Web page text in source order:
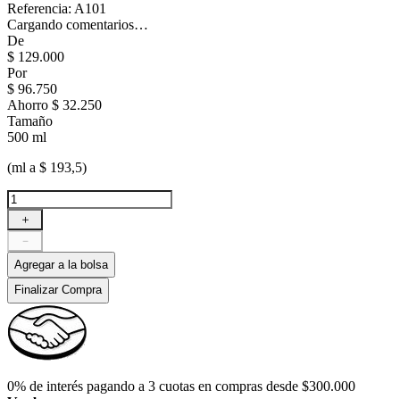
Referencia: A101
Cargando comentarios…
De
$ 129.000
Por
$ 96.750
Ahorro $ 32.250
Tamaño
500 ml
(ml a $ 193,5)
＋
－
Agregar a la bolsa
Finalizar Compra
0% de interés pagando a 3 cuotas en compras desde $300.000